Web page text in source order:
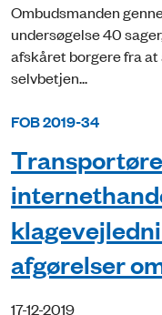
Ombudsmanden
undersøgelse 40
afskåret borgere fra
selvbetjen...
FOB 2019-34
afgørelser
17-12-2019